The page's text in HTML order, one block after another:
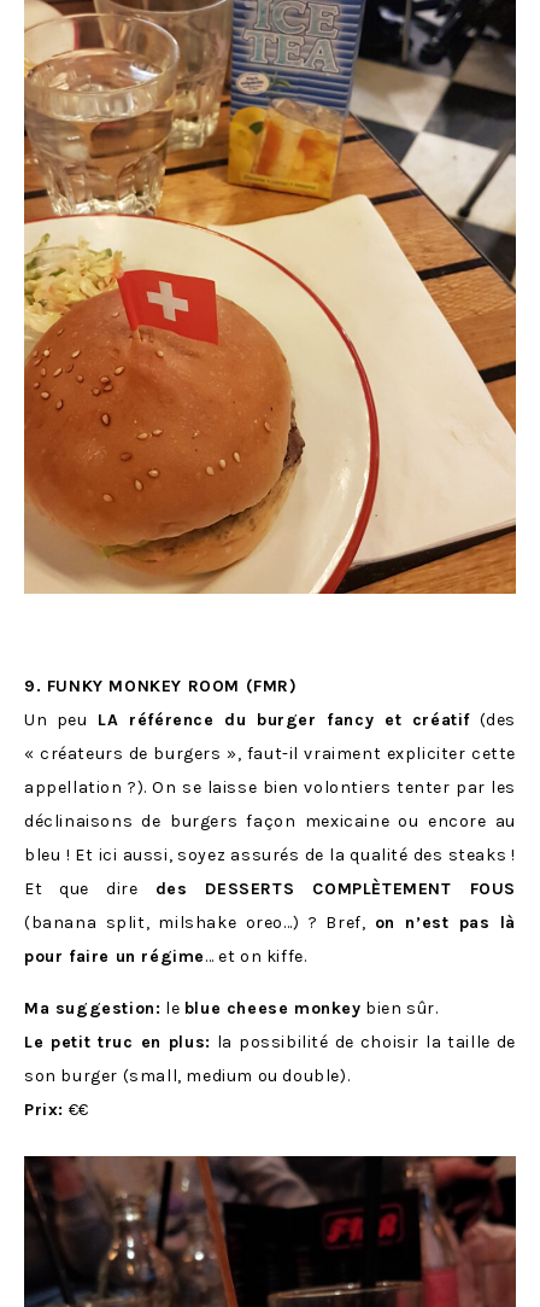
9. FUNKY MONKEY ROOM (FMR)
Un peu LA référence du burger fancy et créatif(des
« créateurs de burgers », faut-il vraiment expliciter cette
appellation ?). On se laisse bien volontiers tenter par les
déclinaisons de burgers façon mexicaine ou encore au
bleu ! Et ici aussi, soyez assurés de la qualité des steaks !
Et que dire des DESSERTS COMPLÈTEMENT FOUS
(banana split, milshake oreo…) ? Bref, on n’est pas là
pour faire un régime… et on kiffe.
Ma suggestion: le blue cheese monkey bien sûr.
Le petit truc en plus: la possibilité de choisir la taille de
son burger (small, medium ou double).
Prix: €€